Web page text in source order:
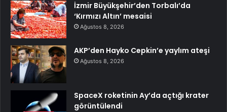
İzmir Büyükşehir’den Torbalı’da
‘Kırmızı Altın’ mesaisi
Ağustos 8, 2026
AKP’den Hayko Cepkin’e yaylım ateşi
Ağustos 8, 2026
SpaceX roketinin Ay’da açtığı krater
görüntülendi